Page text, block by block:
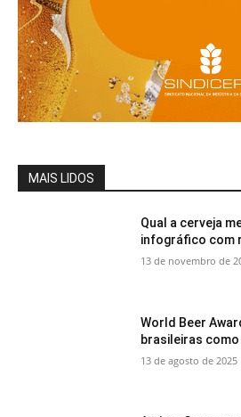
MAIS LIDOS
Qual a cerveja
infográfico com
13 de novembro de
World Beer
brasileiras
13 de agosto de 2025